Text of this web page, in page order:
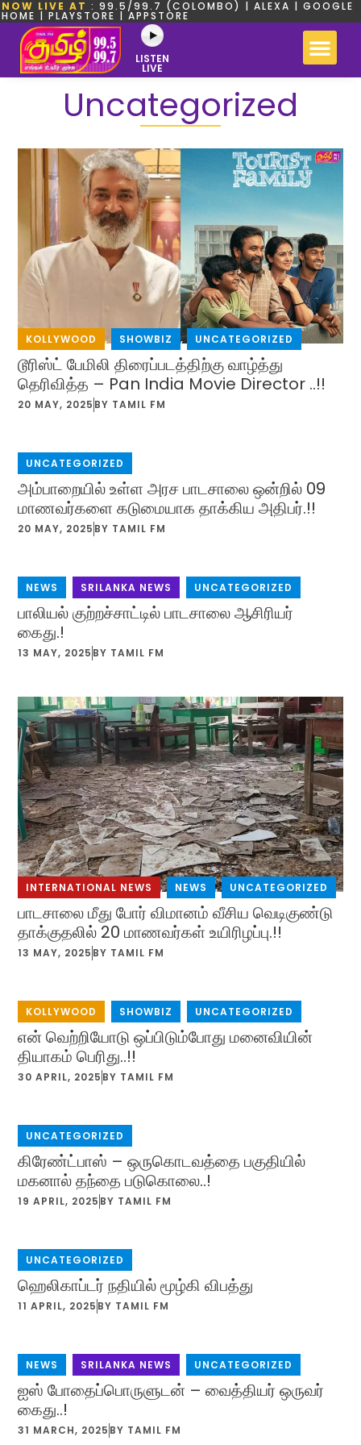
NOW LIVE AT : 99.5/99.7 (COLOMBO) | ALEXA | GOOGLE
HOME | PLAYSTORE | APPSTORE
LISTEN
LIVE
Uncategorized
KOLLYWOOD , SHOWBIZ , UNCATEGORIZED
டூரிஸ்ட் பேமிலி திரைப்படத்திற்கு வாழ்த்து
தெரிவித்த – Pan India Movie Director ..!!
20 MAY, 2025 BY TAMIL FM
UNCATEGORIZED
அம்பாறையில் உள்ள அரச பாடசாலை ஒன்றில் 09
மாணவர்களை கடுமையாக தாக்கிய அதிபர்.!!
20 MAY, 2025 BY TAMIL FM
NEWS SRILANKA NEWS UNCATEGORIZED
பாலியல் குற்றச்சாட்டில் பாடசாலை ஆசிரியர்
கைது.!
13 MAY, 2025 BY TAMIL FM
INTERNATIONAL NEWS , NEWS , UNCATEGORIZED
பாடசாலை மீது போர் விமானம் வீசிய வெடிகுண்டு
தாக்குதலில் 20 மாணவர்கள் உயிரிழப்பு.!!
13 MAY, 2025 BY TAMIL FM
KOLLYWOOD SHOWBIZ UNCATEGORIZED
என் வெற்றியோடு ஒப்பிடும்போது மனைவியின்
தியாகம் பெரிது..!!
30 APRIL, 2025 BY TAMIL FM
UNCATEGORIZED
கிரேண்ட்பாஸ் – ஒருகொடவத்தை பகுதியில்
மகனால் தந்தை படுகொலை..!
19 APRIL, 2025 BY TAMIL FM
UNCATEGORIZED
ஹெலிகாப்டர் நதியில் மூழ்கி விபத்து
11 APRIL, 2025 BY TAMIL FM
NEWS SRILANKA NEWS UNCATEGORIZED
ஐஸ் போதைப்பொருளுடன் – வைத்தியர் ஒருவர்
கைது..!
31 MARCH, 2025 BY TAMIL FM